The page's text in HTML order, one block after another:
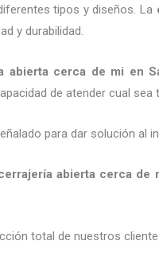
tipos y diseños. La
y durabilidad.
abierta cerca de mi en
de atender cual sea
para dar solución al
abierta cerca de
total de nuestros